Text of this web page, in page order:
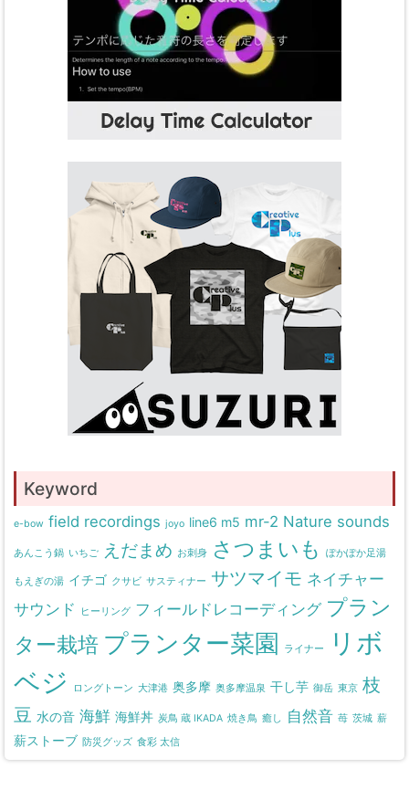
Keyword
e-bow field recordings joyo line6 m5 mr-2 Nature sounds
あんこう鍋 いちご えだまめ お刺身 さつまいも ぽかぽか足湯
もえぎの湯 イチゴ クサビ サスティナー サツマイモ ネイチャー
サウンド
ヒーリング フィールドレコーディング プラン
ター栽培 プランター菜園 ライナー
リボ
ベジ
ロングトーン 大津港 奥多摩 奥多摩温泉 干し芋 御岳 東京 枝
豆 水の音 海鮮 海鮮丼 炭鳥 蔵 IKADA 焼き鳥 癒し 自然音 苺 茨城 薪
薪ストーブ 防災グッズ 食彩 太信